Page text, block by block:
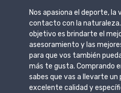
Nos apasiona el deporte, la
contacto con la
objetivo es brindarte el
asesoramiento y las
para que vos también
más te gusta. Comprando
sabes que vas a llevarte un
excelente calidad y